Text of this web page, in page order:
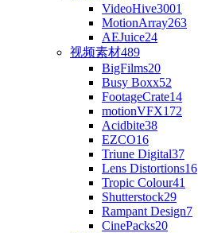
VideoHive3001
MotionArray263
AEJuice24
视频素材489
BigFilms20
Busy Boxx52
FootageCrate14
motionVFX172
Acidbite38
EZCO16
Triune Digital37
Lens Distortions16
Tropic Colour41
Shutterstock29
Rampant Design7
CinePacks20